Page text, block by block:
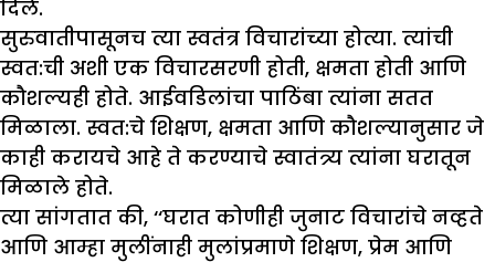
दिले.
सुरुवातीपासूनच त्या स्वतंत्र विचारांच्या होत्या. त्यांची
स्वत:ची अशी एक विचारसरणी होती, क्षमता होती आणि
कौशल्यही होते. आईवडिलांचा पाठिंबा त्यांना सतत
मिळाला. स्वत:चे शिक्षण, क्षमता आणि कौशल्यानुसार जे
काही करायचे आहे ते करण्याचे स्वातंत्र्य त्यांना घरातून
मिळाले होते.
त्या सांगतात की, ‘‘घरात कोणीही जुनाट विचारांचे नव्हते
आणि आम्हा मुलींनाही मुलांप्रमाणे शिक्षण, प्रेम आणि